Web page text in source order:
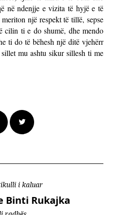
në ndenjje e vizita të hyjë e të
një respekt të tillë, sepse
ti e do shumë, dhe mendo
ti do të bëhesh një ditë vjehërr
mu ashtu sikur sillesh ti me
i kaluar
Binti Rukajka